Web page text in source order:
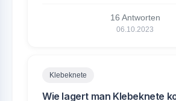
16 Antworten
06.10.2023
Klebeknete
Wie lagert man Klebeknete